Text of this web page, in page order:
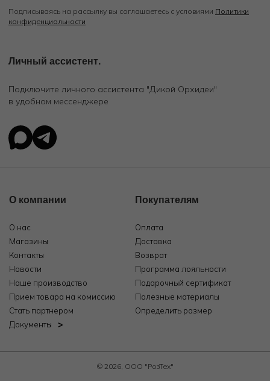
Подписываясь на рассылку вы соглашаетесь с условиями Политики
конфиденциальности
Личный ассистент.
Подключите личного ассистента "Дикой Орхидеи"
в удобном мессенджере
О компании
О нас
Магазины
Контакты
Новости
Наше производство
Прием товара на комиссию
Стать партнером
Документы
Покупателям
Оплата
Доставка
Возврат
Программа лояльности
Подарочный сертификат
Полезные материалы
Определить размер
© 2026, ООО "РозТех"